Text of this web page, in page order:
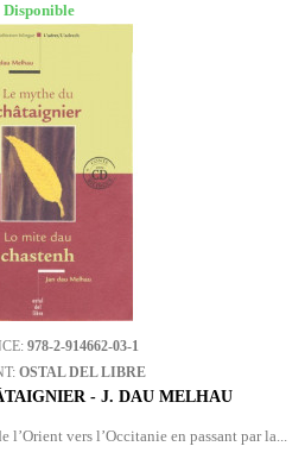
Disponible
978-2-914662-03-1
OSTAL DEL LIBRE
- J. DAU MELHAU
l’Orient vers l’Occitanie en passant par la...